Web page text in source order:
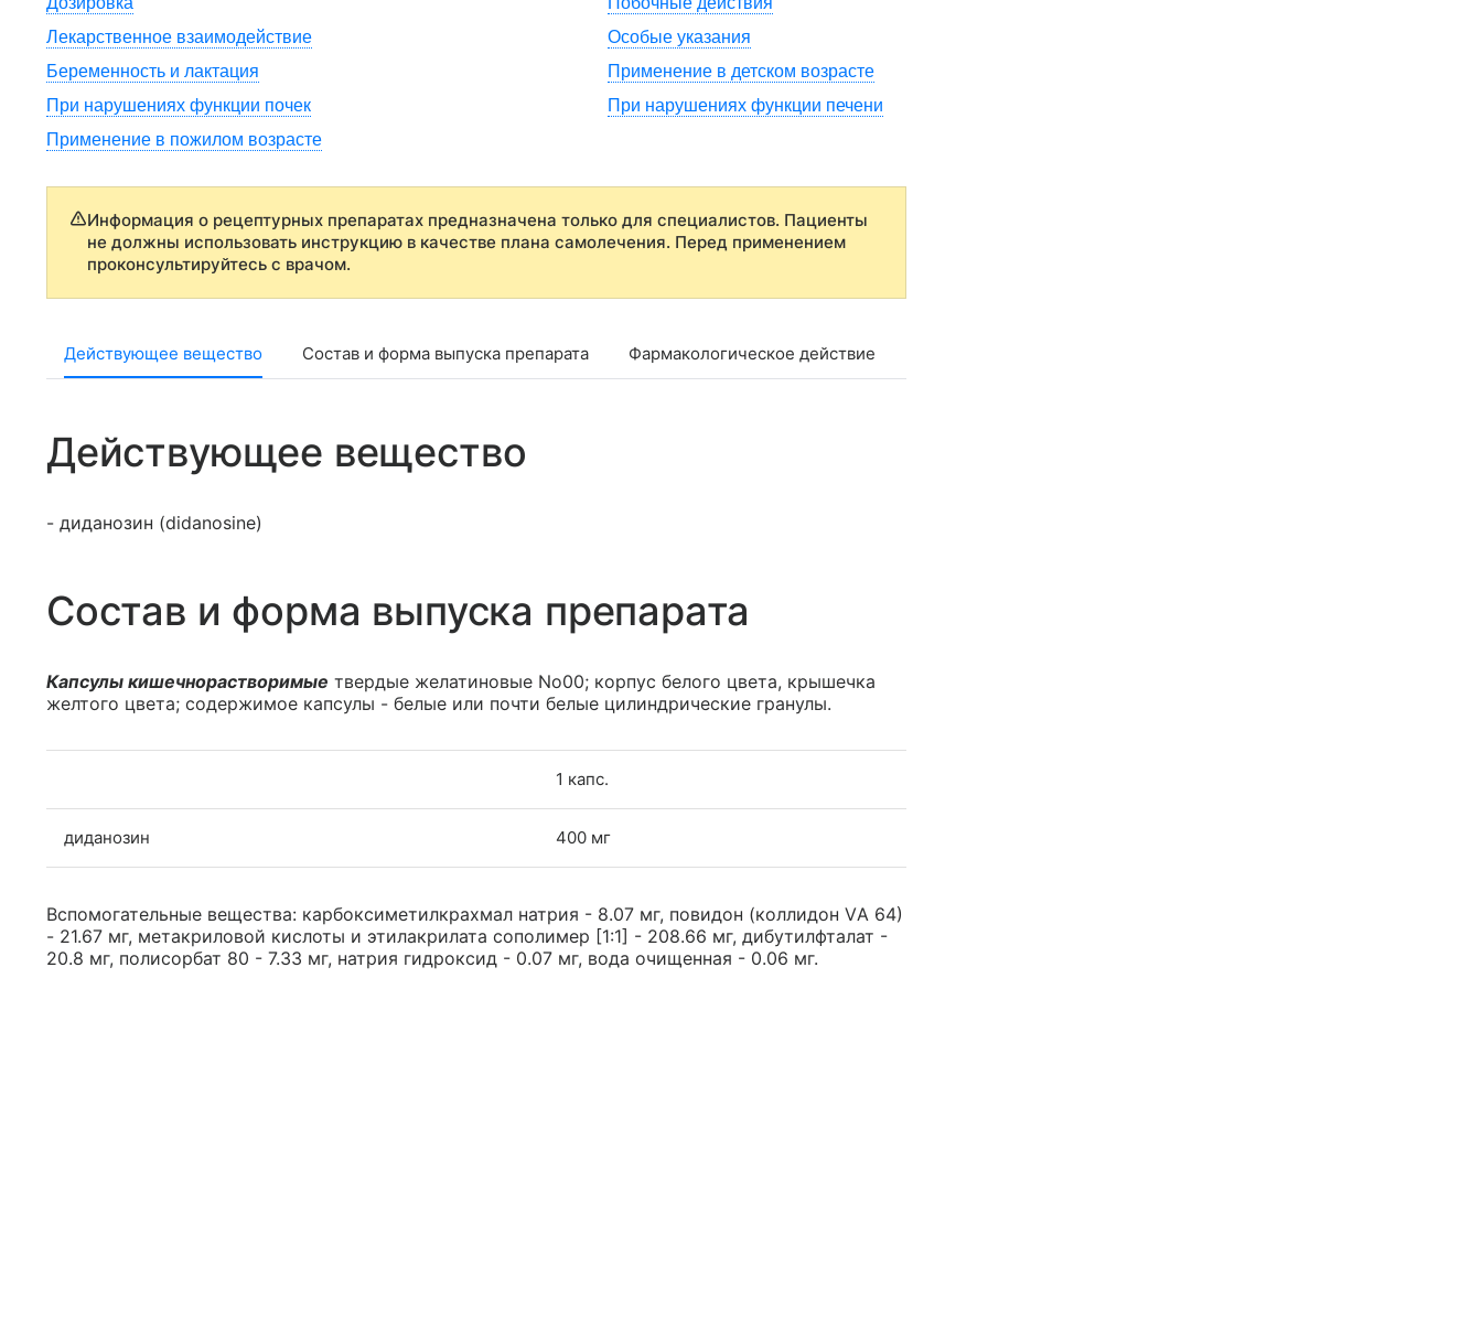
Лекарственное взаимодействие
Особые указания
Беременность и лактация
Применение в детском возрасте
При нарушениях функции почек
При нарушениях функции печени
Применение в пожилом возрасте
Информация о рецептурных препаратах предназначена только для специалистов. Пациенты
не должны использовать инструкцию в качестве плана самолечения. Перед применением
проконсультируйтесь с врачом.
Действующее вещество Состав и форма выпуска препарата Фармакологическое действие
Действующее вещество
- диданозин (didanosine)
Состав и форма выпуска препарата
Капсулы кишечнорастворимые твердые желатиновые No00; корпус белого цвета, крышечка
желтого цвета; содержимое капсулы - белые или почти белые цилиндрические гранулы.
1 капс.
диданозин 400 мг
Вспомогательные вещества: карбоксиметилкрахмал натрия - 8.07 мг, повидон (коллидон VА 64)
- 21.67 мг, метакриловой кислоты и этилакрилата сополимер [1:1] - 208.66 мг, дибутилфталат -
20.8 мг, полисорбат 80 - 7.33 мг, натрия гидроксид - 0.07 мг, вода очищенная - 0.06 мг.